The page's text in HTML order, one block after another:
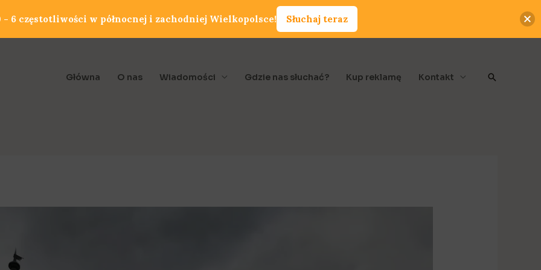
Główna O nas Wiadomości Gdzie nas słuchać? Kup reklamę Kontakt Szukaj
6 częstotliwości w północnej i zachodniej Wielkopolsce! Słuchaj teraz